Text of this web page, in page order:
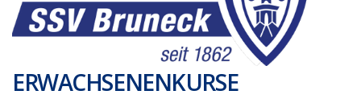
ERWACHSENENKURSE